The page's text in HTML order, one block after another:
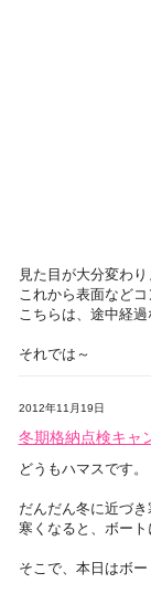
見た目が大分変わり
これから表面など
こちらは、途中経
それでは～
2012年11月19日
冬期格納点検キャ
どうもハマスです。
だんだん冬に近づ
寒くなると、ボー
そこで、本日はボ